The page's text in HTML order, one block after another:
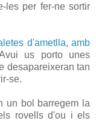
les per fer-ne sortir
d'ametlla,amb
us porto unes
desapareixeran tan
se.
un bol barregem la
rovells d'ou i els